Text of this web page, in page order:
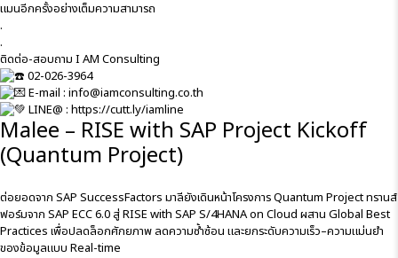
แมนอีกครั้งอย่างเต็มความสามารถ
.
.
ติดต่อ-สอบถาม I AM Consulting
02-026-3964
E-mail : info@iamconsulting.co.th
LINE@ : https://cutt.ly/iamline
Malee – RISE with SAP Project Kickoff
(Quantum Project)
ต่อยอดจาก SAP SuccessFactors มาลียังเดินหน้าโครงการ Quantum Project ทรานส์
ฟอร์มจาก SAP ECC 6.0 สู่ RISE with SAP S/4HANA on Cloud ผสาน Global Best
Practices เพื่อปลดล็อกศักยภาพ ลดความซ้ำซ้อน และยกระดับความเร็ว–ความแม่นยำ
ของข้อมูลแบบ Real-time